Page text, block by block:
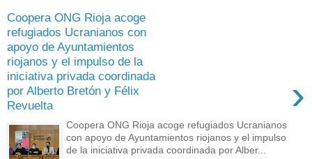
Coopera ONG Rioja acoge
refugiados Ucranianos con
apoyo de Ayuntamientos
riojanos y el impulso de la
iniciativa privada coordinada
por Alberto Bretón y Félix
Revuelta
›
Coopera ONG Rioja acoge refugiados Ucranianos
con apoyo de Ayuntamientos riojanos y el impulso
de la iniciativa privada coordinada por Alber...